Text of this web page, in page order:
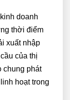
doanh
thời điểm
xuất nhập
của thị
chung phát
hoạt trong